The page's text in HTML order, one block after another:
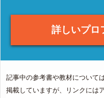
詳しいプロ
記事中の参考書や教材について
掲載していますが、リンクには